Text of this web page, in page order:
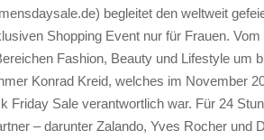
begleitet den weltweit
Shopping Event nur für Frauen.
Fashion, Beauty und Lifestyle um
Konrad Kreid, welches im November
Friday Sale verantwortlich war. Für 24
– darunter Zalando, Yves Rocher und